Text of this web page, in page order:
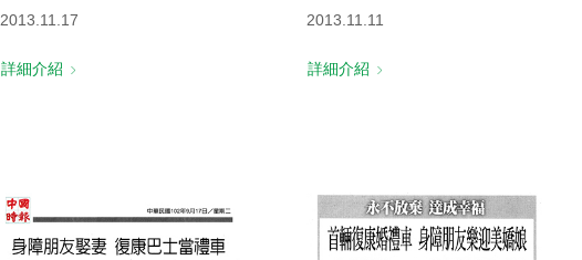
2013.11.17
詳細介紹
2013.11.11
詳細介紹